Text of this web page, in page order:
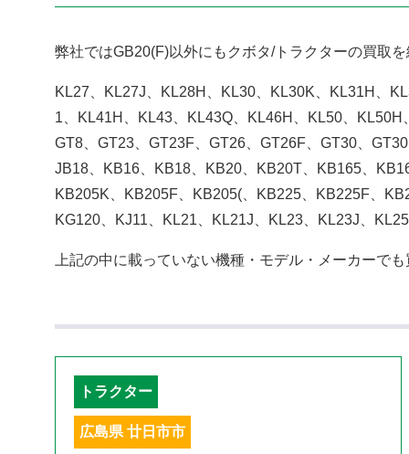
弊社ではGB20(F)以外にもクボタ/トラクターの買取
KL27、KL27J、KL28H、KL30、KL30K、KL31H、
1、KL41H、KL43、KL43Q、KL46H、KL50、
GT8、GT23、GT23F、GT26、GT26F、GT30、
JB18、KB16、KB18、KB20、KB20T、KB165、
KB205K、KB205F、KB205(、KB225、KB225F、
KG120、KJ11、KL21、KL21J、KL23、KL23J、
上記の中に載っていない機種・モデル・メーカーで
トラクター
広島県 廿日市市